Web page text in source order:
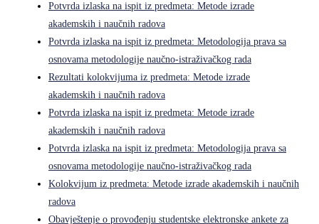
Potvrda izlaska na ispit iz predmeta: Metode izrade
akademskih i naučnih radova
Potvrda izlaska na ispit iz predmeta: Metodologija prava sa
osnovama metodologije naučno-istraživačkog rada
Rezultati kolokvijuma iz predmeta: Metode izrade
akademskih i naučnih radova
Potvrda izlaska na ispit iz predmeta: Metode izrade
akademskih i naučnih radova
Potvrda izlaska na ispit iz predmeta: Metodologija prava sa
osnovama metodologije naučno-istraživačkog rada
Kolokvijum iz predmeta: Metode izrade akademskih i naučnih
radova
Obavještenje o provođenju studentske elektronske ankete za